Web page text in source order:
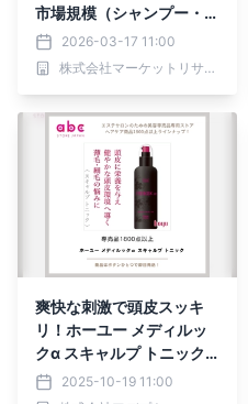
市場規模（シャンプー・コ
ンディショナー、美容液、
オイル、サプリメント・ビ
タミン、シャンプー・コン
イル、サプリメント・ビタ
ミン）・分析レポートを発
2026-03-17 11:00
株式会社マーケットリサーチセンター
爽快な刺激で頭皮スッキ
リ！ホーユー メディルッ
クα スキャルプ トニック
で健やかな髪を育む
2025-10-19 11:00